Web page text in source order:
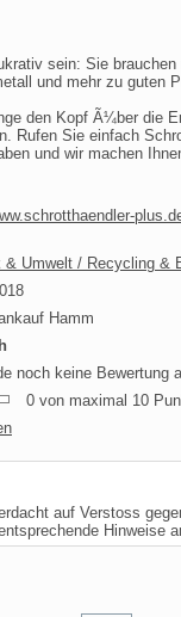
sein: Sie
und mehr zu guten
den Kopf Ã¼ber die
Rufen Sie einfach
und wir machen
& Umwelt / Recycling &
Hamm
noch keine Bewertung
0 von maximal 10
auf Verstoss
Hinweise